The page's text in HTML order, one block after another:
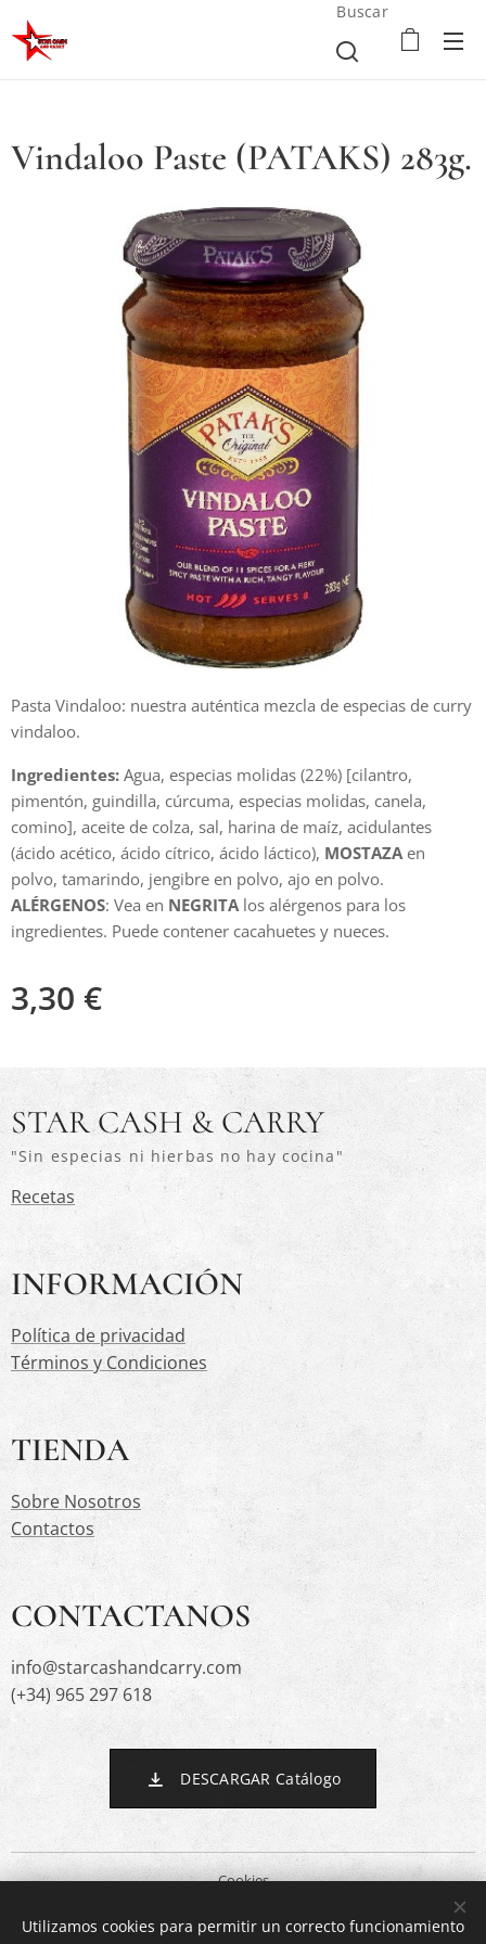
Buscar
Vindaloo Paste (PATAKS) 283g.
Pasta Vindaloo: nuestra auténtica mezcla de especias de curry
vindaloo.
Ingredientes: Agua, especias molidas (22%) [cilantro,
pimentón, guindilla, cúrcuma, especias molidas, canela,
comino], aceite de colza, sal, harina de maíz, acidulantes
(ácido acético, ácido cítrico, ácido láctico), MOSTAZAen
polvo, tamarindo, jengibre en polvo, ajo en polvo.
ALÉRGENOS: Vea en NEGRITAlos alérgenos para los
ingredientes. Puede contener cacahuetes y nueces.
3,30 €
STAR CASH & CARRY
"Sin especias ni hierbas no hay cocina"
Recetas
INFORMACIÓN
Política de privacidad
Términos y Condiciones
TIENDA
Sobre Nosotros
Contactos
CONTACTANOS
info@starcashandcarry.com
(+34) 965 297 618
DESCARGAR Catálogo
Cookies
Idiomas
Utilizamos cookies para permitir un correcto funcionamiento